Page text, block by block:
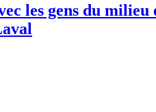
les gens du milieu